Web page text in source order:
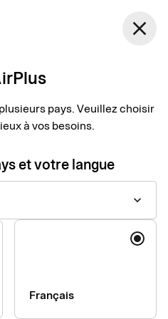
close
pays. Veuillez choisir
à vos besoins.
et votre langue
keyboard_arrow_down
Français
de devises
sein de l´UE doivent depuis le
change, incluant tous les frais
de la BCE dans l´UE.